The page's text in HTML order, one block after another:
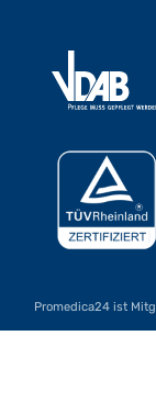
Promedica24 ist